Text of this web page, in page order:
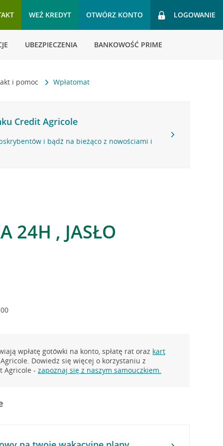
WEŹ KREDYT OTWÓRZ KONTO LOGOWANIE
UBEZPIECZENIA BANKOWOŚĆ PRIME
i pomoc Wpłatomat
Credit Agricole
i bądź na bieżąco z nowościami i
24H , JASŁO
wpłatę gotówki na konto, spłatę rat oraz kart
Dowiedz się więcej o korzystaniu z
Agricole -zapoznaj się z naszym samouczkiem.